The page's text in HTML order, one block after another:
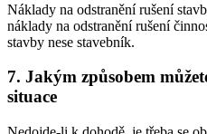
Náklady na odstranění rušení
náklady na odstranění rušení
stavby nese stavebník.
7. Jakým způsobem
situace